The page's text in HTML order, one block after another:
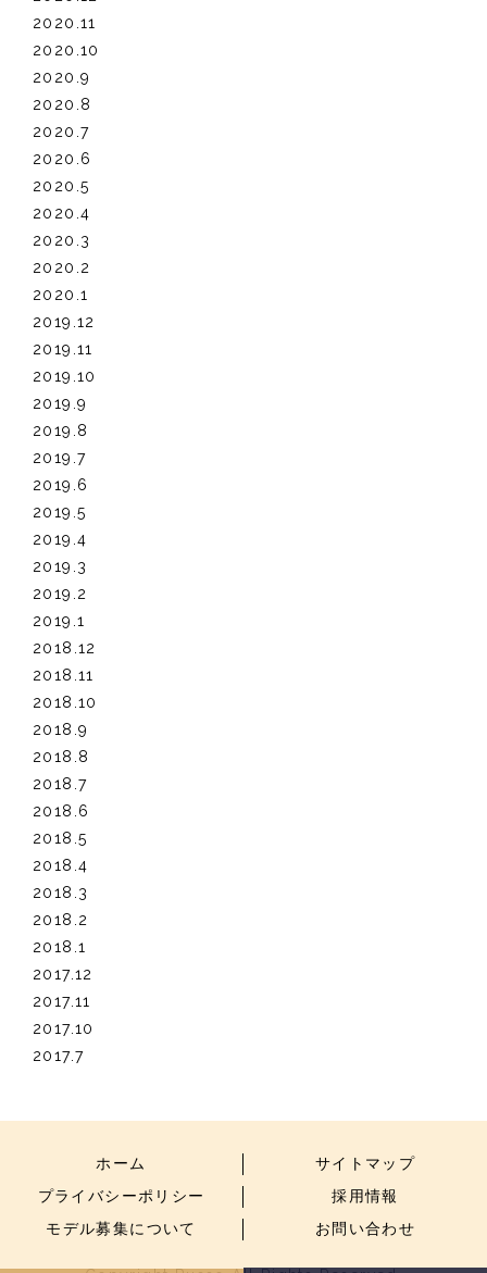
2020.11
2020.10
2020.9
2020.8
2020.7
2020.6
2020.5
2020.4
2020.3
2020.2
2020.1
2019.12
2019.11
2019.10
2019.9
2019.8
2019.7
2019.6
2019.5
2019.4
2019.3
2019.2
2019.1
2018.12
2018.11
2018.10
2018.9
2018.8
2018.7
2018.6
2018.5
2018.4
2018.3
2018.2
2018.1
2017.12
2017.11
2017.10
2017.7
ホーム
サイトマップ
プライバシーポリシー
採用情報
モデル募集について
お問い合わせ